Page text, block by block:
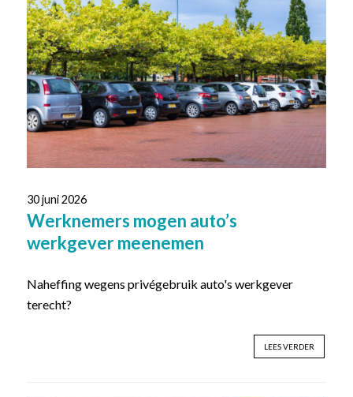
30 juni 2026
Werknemers mogen auto’s
werkgever meenemen
Naheffing wegens privégebruik auto's werkgever
terecht?
LEES VERDER